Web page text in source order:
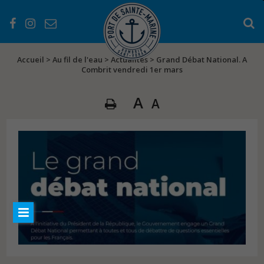
Accueil > Au fil de l'eau > Actualités > Grand Débat National. A
Combrit vendredi 1er mars
A A
Les services
Les équipements
L’histoire du port
Les atouts du Port
Séjourner au Port